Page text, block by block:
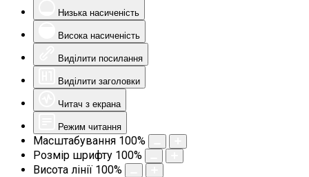
Низька насиченість
Висока насиченість
Виділити посилання
Виділити заголовки
Читач з екрана
Режим читання
Масштабування 100%
Розмір шрифту 100%
Висота лінії 100%